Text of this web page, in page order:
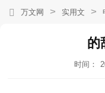
万文网 > 实用文 >
的
时间：